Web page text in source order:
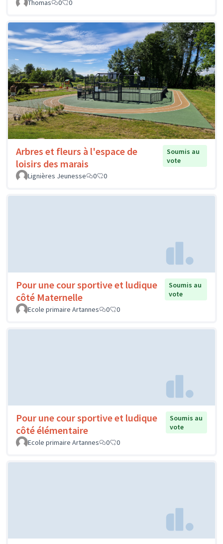
Thomas 0 0
Arbres et fleurs à l'espace de
loisirs des marais
Soumis au
vote
Lignières Jeunesse
0 0
Pour une cour sportive et ludique
côté Maternelle
Soumis au
vote
Ecole primaire Artannes
0 0
Pour une cour sportive et ludique
côté élémentaire
Soumis au
vote
Ecole primaire Artannes
0 0